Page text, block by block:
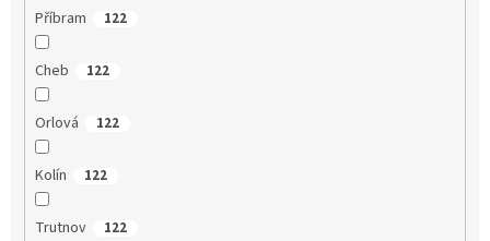
Příbram 122
Cheb 122
Orlová 122
Kolín 122
Trutnov 122